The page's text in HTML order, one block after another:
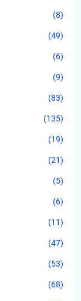
(8)
(49)
(6)
(9)
(83)
(135)
(19)
(21)
(5)
(6)
(11)
(47)
(53)
(68)